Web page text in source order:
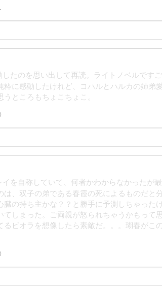
たのを思い出して再読。ライトノベルですご
粋に感動したけれど、コハルとハルカの姉弟
ところもちょこちょこ。
を自称していて、何者かわからなかったが最
、双子の弟である春霞の死によるものだと
の持ち主かな？？と勝手に予測しちゃったけ
しまった。ご両親が怒られちゃうかもって思
ビオラを想像したら素敵だ。。。瑚春がこ